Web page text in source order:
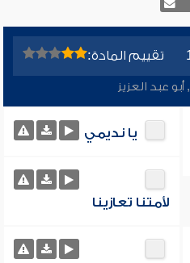
تقييم المادة:
,أبو عبد العزيز
يا نديمي
لأمتنا تعازينا